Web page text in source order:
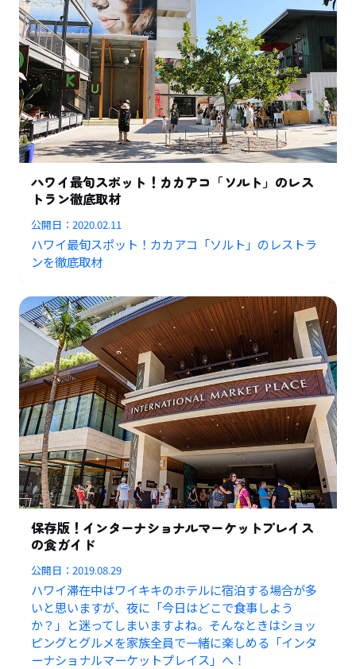
ハワイ最旬スポット！カカアコ「ソルト」のレス
トラン徹底取材
公開日：2020.02.11
ハワイ最旬スポット！カカアコ「ソルト」のレストラ
ンを徹底取材
保存版！インターナショナルマーケットプレイス
の食ガイド
公開日：2019.08.29
ハワイ滞在中はワイキキのホテルに宿泊する場合が多
いと思いますが、夜に「今日はどこで食事しよう
か？」と迷ってしまいますよね。そんなときはショッ
ピングとグルメを家族全員で一緒に楽しめる「インタ
ーナショナルマーケットプレイス」へ！